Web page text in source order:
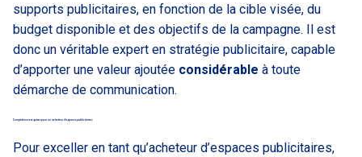
supports publicitaires, en fonction de la cible visée, du
budget disponible et des objectifs de la campagne. Il est
donc un véritable expert en stratégie publicitaire, capable
d’apporter une valeur ajoutée considérable à toute
démarche de communication.
Compétences requises pour un acheteur d’espaces publicitaires
Pour exceller en tant qu’acheteur d’espaces publicitaires,